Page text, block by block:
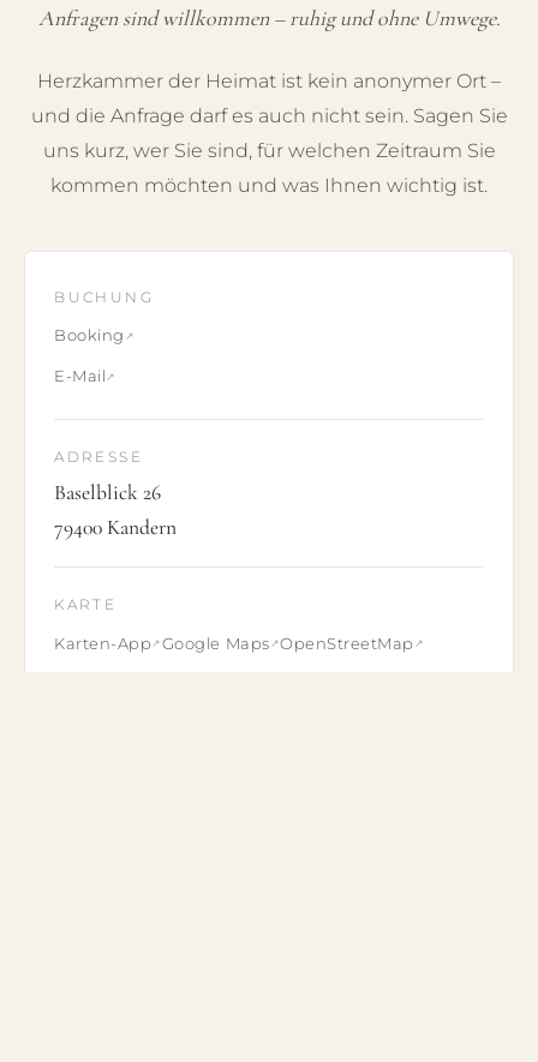
Anfragen sind willkommen – ruhig und ohne Umwege.
Herzkammer der Heimat ist kein anonymer Ort –
und die Anfrage darf es auch nicht sein. Sagen Sie
uns kurz, wer Sie sind, für welchen Zeitraum Sie
kommen möchten und was Ihnen wichtig ist.
BUCHUNG
Booking
E-Mail
ADRESSE
Baselblick 26
79400 Kandern
KARTE
Karten-App Google Maps OpenStreetMap